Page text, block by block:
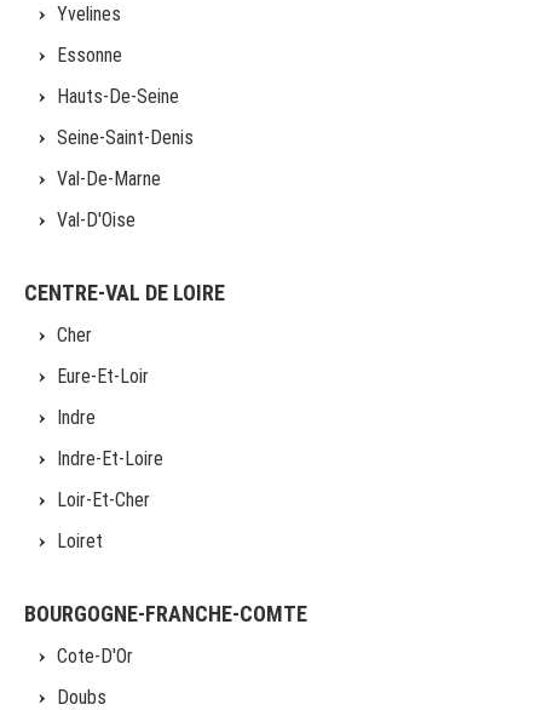
Yvelines
Essonne
Hauts-De-Seine
Seine-Saint-Denis
Val-De-Marne
Val-D'Oise
CENTRE-VAL DE LOIRE
Cher
Eure-Et-Loir
Indre
Indre-Et-Loire
Loir-Et-Cher
Loiret
BOURGOGNE-FRANCHE-COMTE
Cote-D'Or
Doubs